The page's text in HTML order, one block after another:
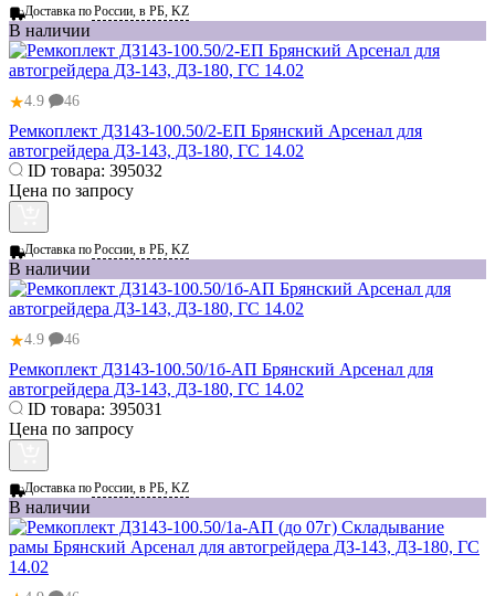
Доставка поРоссии, в РБ, KZ
В наличии
★4.9 46
Ремкоплект ДЗ143-100.50/2-ЕП Брянский Арсенал для
автогрейдера ДЗ-143, ДЗ-180, ГС 14.02
ID товара: 395032
Цена по запросу
Доставка поРоссии, в РБ, KZ
В наличии
★4.9 46
Ремкоплект ДЗ143-100.50/1б-АП Брянский Арсенал для
автогрейдера ДЗ-143, ДЗ-180, ГС 14.02
ID товара: 395031
Цена по запросу
Доставка поРоссии, в РБ, KZ
В наличии